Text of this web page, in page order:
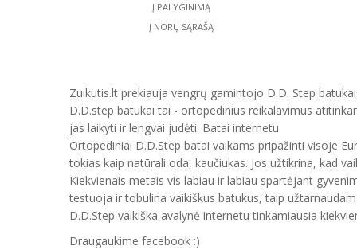
Į PALYGINIMĄ
Į NORŲ SĄRAŠĄ
Zuikutis.lt prekiauja vengrų gamintojo D.D. Step
D.D.step batukai tai - ortopedinius reikalavimus
jas laikyti ir lengvai judėti. Batai internetu.
Ortopediniai D.D.Step batai vaikams pripažinti visoje
tokias kaip natūrali oda, kaučiukas. Jos užtikrina, kad
Kiekvienais metais vis labiau ir labiau spartėjant
testuoja ir tobulina vaikiškus batukus, taip
D.D.Step vaikiška avalynė internetu tinkamiausia
Draugaukime facebook :)